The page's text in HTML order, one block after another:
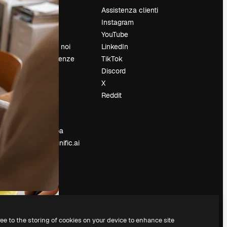
Prezzi
Chi siamo
Recensioni
Lavora con noi
Cerca tendenze
Sala stampa
Cerchi magnific.ai
Assistenza clienti
Instagram
YouTube
LinkedIn
TikTok
Discord
X
Reddit
to the storing of cookies on your device to enhance site